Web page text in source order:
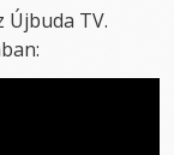
TV.